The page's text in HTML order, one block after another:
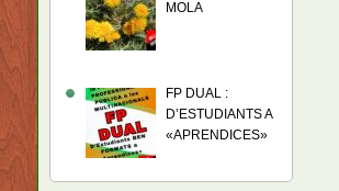
MOLA
FP DUAL :
D’ESTUDIANTS A
«APRENDICES»